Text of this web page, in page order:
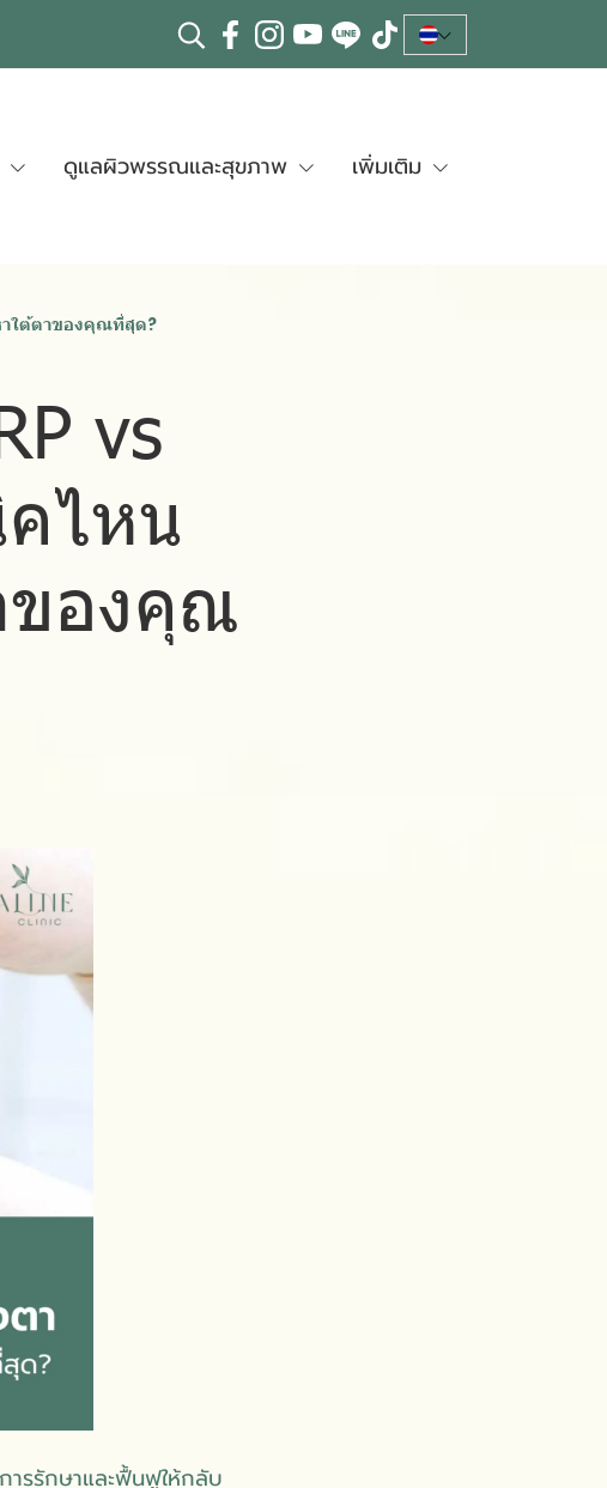
ดูแลผิวพรรณและสุขภาพ เพิ่มเติม
าใต้ตาของคุณที่สุด?
vs
คไหน
องคุณ
รรักษาและฟื้นฟูให้กลับ